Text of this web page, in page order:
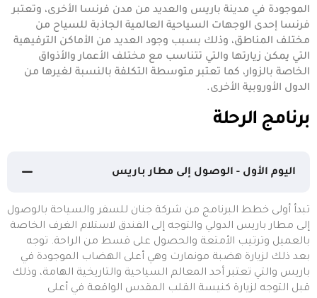
الموجودة في مدينة باريس والعديد من مدن فرنسا الأخرى، وتعتبر
فرنسا إحدى الوجهات السياحية العالمية الجاذبة للسياح من
مختلف المناطق، وذلك بسبب وجود العديد من الأماكن الترفيهية
التي يمكن زيارتها والتي تتناسب مع مختلف الأعمار والأذواق
الخاصة بالزوار، كما تعتبر متوسطة التكلفة بالنسبة لغيرها من
الدول الأوروبية الأخرى.
برنامج الرحلة
اليوم الأول - الوصول إلى مطار باريس
تبدأ أولى خطط البرنامج من شركة جنان للسفر والسياحة بالوصول
إلى مطار باريس الدولي والتوجه إلى الفندق لاستلام الغرف الخاصة
بالعميل وترتيب الأمتعة والحصول على قسط من الراحة. توجه
بعد ذلك لزيارة هضبة مونمارت وهي أعلى الهضاب الموجودة في
باريس والتي تعتبر أحد المعالم السياحية والتاريخية الهامة، وذلك
قبل التوجه لزيارة كنيسة القلب المقدس الواقعة في أعلى